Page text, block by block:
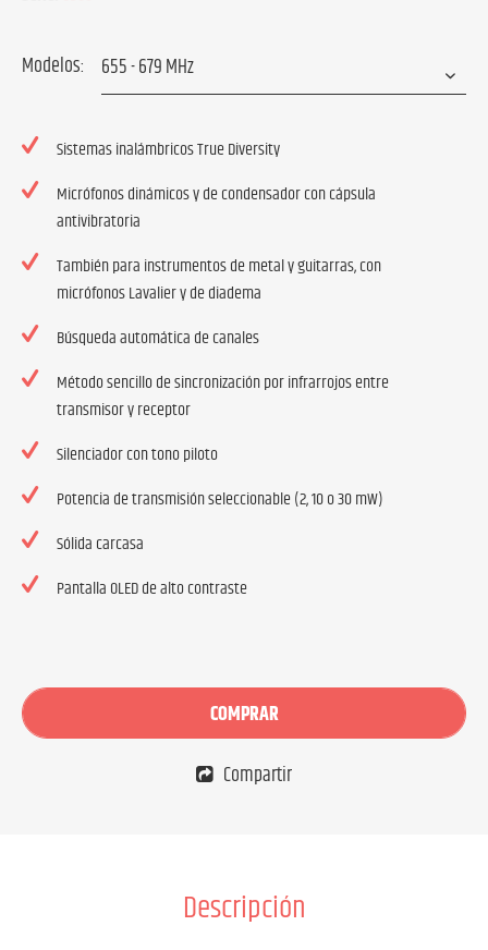
Modelos:
Sistemas inalámbricos True Diversity
Micrófonos dinámicos y de condensador con cápsula
antivibratoria
También para instrumentos de metal y guitarras, con
micrófonos Lavalier y de diadema
Búsqueda automática de canales
Método sencillo de sincronización por infrarrojos entre
transmisor y receptor
Silenciador con tono piloto
Potencia de transmisión seleccionable (2, 10 o 30 mW)
Sólida carcasa
Pantalla OLED de alto contraste
COMPRAR
Compartir
Descripción